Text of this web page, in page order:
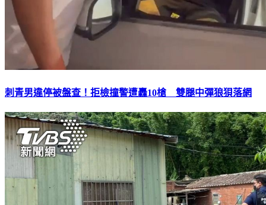
刺青男違停被盤查！拒檢撞警遭轟10槍 雙腿中彈狼狽落網